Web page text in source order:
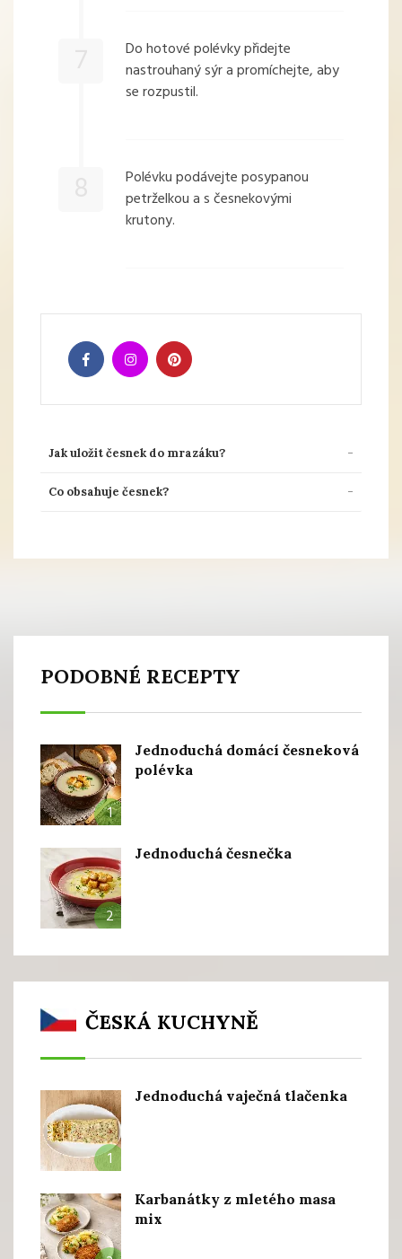
Do hotové polévky přidejte
nastrouhaný sýr a promíchejte, aby
se rozpustil.
Polévku podávejte posypanou
petrželkou a s česnekovými
krutony.
Jak uložit česnek do mrazáku?
Co obsahuje česnek?
PODOBNÉ RECEPTY
1
Jednoduchá domácí česneková
polévka
2
Jednoduchá česnečka
ČESKÁ KUCHYNĚ
1
Jednoduchá vaječná tlačenka
Karbanátky z mletého masa
mix